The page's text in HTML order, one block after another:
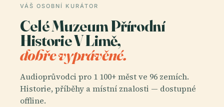
VÁŠ OSOBNÍ KURÁTOR
Celé Muzeum Přírodní
Historie V Limě,
dobře vyprávěné.
Audioprůvodci pro 1 100+ měst ve 96 zemích.
Historie, příběhy a místní znalosti — dostupné
offline.